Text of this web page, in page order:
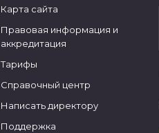
Карта сайта
Правовая информация и
аккредитация
Тарифы
Справочный центр
Написать директору
Поддержка